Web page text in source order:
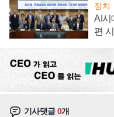
정치
AI시
편
기사댓글0개